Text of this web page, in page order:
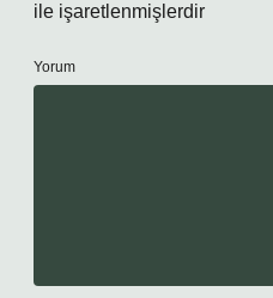
ile işaretlenmişlerdir
Yorum